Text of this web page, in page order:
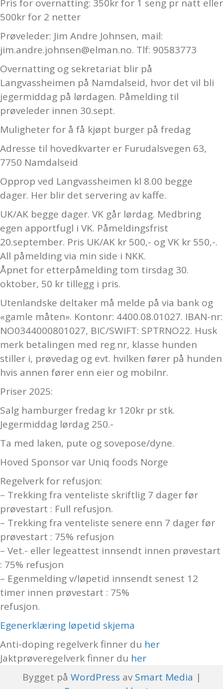
Pris for overnatting: 350kr for 1 seng pr natt eller
500kr for 2 netter
Prøveleder: Jim Andre Johnsen, mail:
jim.andre.johnsen@elman.no. Tlf: 90583773
Overnatting og sekretariat blir på
Langvassheimen på Namdalseid, hvor det vil bli
jegermiddag på lørdagen. Påmelding til
prøveleder innen 30.sept.
Muligheter for å få kjøpt burger på fredag
Adresse til hovedkvarter er Furudalsvegen 63,
7750 Namdalseid
Opprop ved Langvassheimen kl 8.00 begge
dager. Her blir det servering av kaffe.
UK/AK begge dager. VK går lørdag. Medbring
egen apportfugl i VK. Påmeldingsfrist
20.september. Pris UK/AK kr 500,- og VK kr 550,-.
All påmelding via min side i NKK.
Åpnet for etterpåmelding tom tirsdag 30.
oktober, 50 kr tillegg i pris.
Utenlandske deltaker må melde på via bank og
«gamle måten». Kontonr: 4400.08.01027. IBAN-nr:
NO0344000801027, BIC/SWIFT: SPTRNO22. Husk
merk betalingen med reg.nr, klasse hunden
stiller i, prøvedag og evt. hvilken fører på hunden
hvis annen fører enn eier og mobilnr.
Priser 2025:
Salg hamburger fredag kr 120kr pr stk.
Jegermiddag lørdag 250.-
Ta med laken, pute og sovepose/dyne.
Hoved Sponsor var Uniq foods Norge
Regelverk for refusjon:
– Trekking fra venteliste skriftlig 7 dager før
prøvestart : Full refusjon.
– Trekking fra venteliste senere enn 7 dager før
prøvestart : 75% refusjon
– Vet.- eller legeattest innsendt innen prøvestart
: 75% refusjon
– Egenmelding v/løpetid innsendt senest 12
timer innen prøvestart : 75%
refusjon.
Egenerklæring løpetid skjema
Anti-doping regelverk finner du her
Jaktprøveregelverk finner du her
Bygget på WordPress avSmart Media |